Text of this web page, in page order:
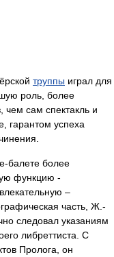
труппы играл для
роль, более
чем сам спектакль и
гарантом успеха
балете более
функцию -
–
часть, Ж.-
следовал указаниям
либреттиста. С
Пролога, он